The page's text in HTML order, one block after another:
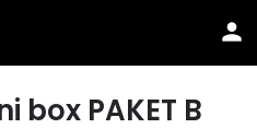
box PAKET B